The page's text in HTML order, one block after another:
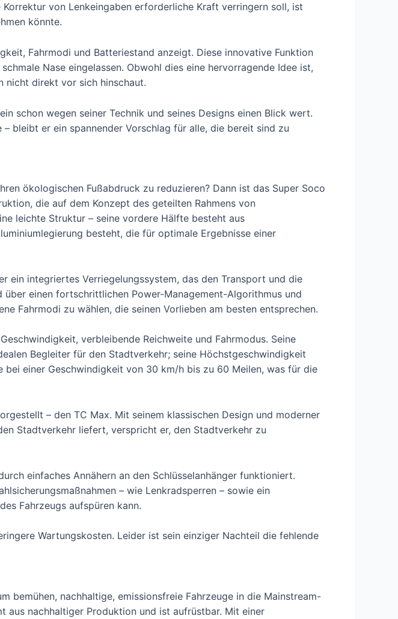
von Lenkeingaben erforderliche Kraft verringern soll, ist
könnte.
Fahrmodi und Batteriestand anzeigt. Diese innovative Funktion
Nase eingelassen. Obwohl dies eine hervorragende Idee ist,
nicht direkt vor sich hinschaut.
schon wegen seiner Technik und seines Designs einen Blick wert.
bleibt er ein spannender Vorschlag für alle, die bereit sind zu
ökologischen Fußabdruck zu reduzieren? Dann ist das Super Soco
die auf dem Konzept des geteilten Rahmens von
leichte Struktur – seine vordere Hälfte besteht aus
besteht, die für optimale Ergebnisse einer
ein integriertes Verriegelungssystem, das den Transport und die
einen fortschrittlichen Power-Management-Algorithmus und
Fahrmodi zu wählen, die seinen Vorlieben am besten entsprechen.
verbleibende Reichweite und Fahrmodus. Seine
Begleiter für den Stadtverkehr; seine Höchstgeschwindigkeit
einer Geschwindigkeit von 30 km/h bis zu 60 Meilen, was für die
– den TC Max. Mit seinem klassischen Design und moderner
Stadtverkehr liefert, verspricht er, den Stadtverkehr zu
einfaches Annähern an den Schlüsselanhänger funktioniert.
– wie Lenkradsperren – sowie ein
Fahrzeugs aufspüren kann.
Wartungskosten. Leider ist sein einziger Nachteil die fehlende
bemühen, nachhaltige, emissionsfreie Fahrzeuge in die Mainstream-
aus nachhaltiger Produktion und ist aufrüstbar. Mit einer